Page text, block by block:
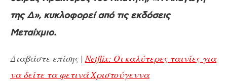
της Δ», κυκλοφορεί από τις εκδόσεις
Μεταίχμιο.
Διαβάστε επίσης | Netflix: Οι καλύτερες ταινίες για
να δείτε τα φετινά Χριστούγεννα